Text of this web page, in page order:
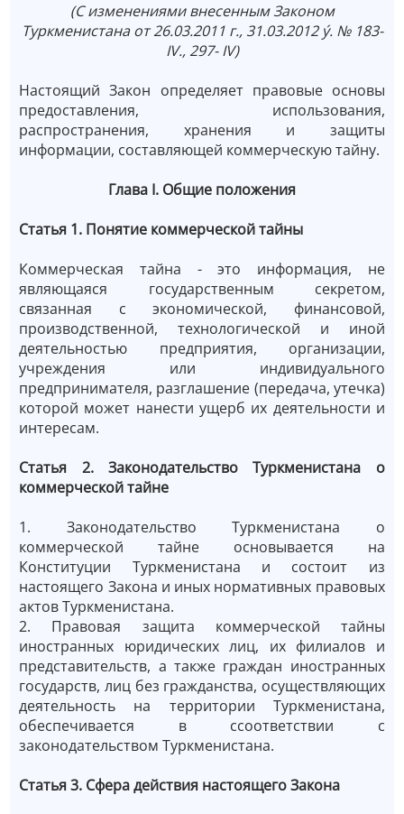
(С изменениями внесенным Законом
Туркменистана от 26.03.2011 г., 31.03.2012 ý. № 183-
IV., 297- IV)
Настоящий Закон определяет правовые основы
предоставления, использования,
распространения, хранения и защиты
информации, составляющей коммерческую тайну.
Глава I. Общие положения
Статья 1. Понятие коммерческой тайны
Коммерческая тайна - это информация, не
являющаяся государственным секретом,
связанная с экономической, финансовой,
производственной, технологической и иной
деятельностью предприятия, организации,
учреждения или индивидуального
предпринимателя, разглашение (передача, утечка)
которой может нанести ущерб их деятельности и
интересам.
Статья 2. Законодательство Туркменистана о
коммерческой тайне
1. Законодательство Туркменистана о
коммерческой тайне основывается на
Конституции Туркменистана и состоит из
настоящего Закона и иных нормативных правовых
актов Туркменистана.
2. Правовая защита коммерческой тайны
иностранных юридических лиц, их филиалов и
представительств, а также граждан иностранных
государств, лиц без гражданства, осуществляющих
деятельность на территории Туркменистана,
обеспечивается в cсоответствии с
законодательством Туркменистана.
Статья 3. Сфера действия настоящего Закона